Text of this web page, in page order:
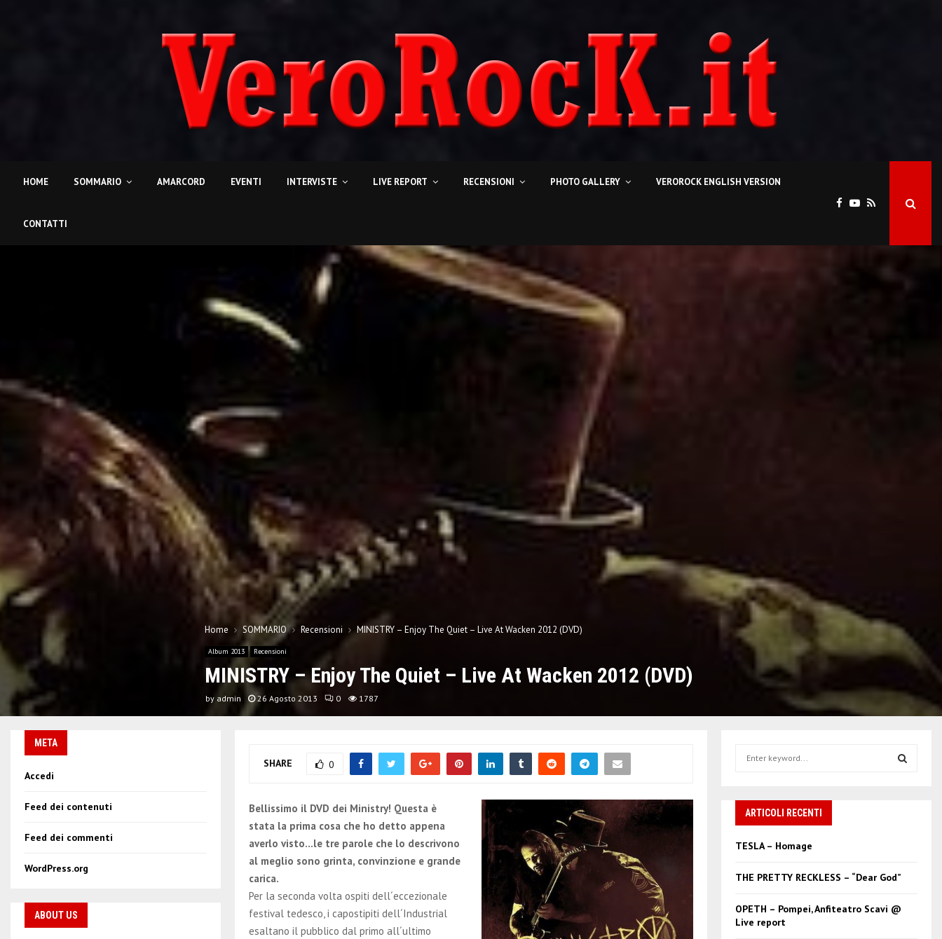
HOME SOMMARIO AMARCORD EVENTI INTERVISTE LIVE REPORT RECENSIONI PHOTO GALLERY VEROROCK ENGLISH VERSION
CONTATTI
Home SOMMARIO Recensioni MINISTRY – Enjoy The Quiet – Live At Wacken 2012 (DVD)
Album 2013 Recensioni
MINISTRY – Enjoy The Quiet – Live At Wacken 2012 (DVD)
by admin 26 Agosto 2013 0 1787
SHARE 0
Bellissimo il DVD dei Ministry! Questa è
stata la prima cosa che ho detto appena
averlo visto…le tre parole che lo descrivono
al meglio sono grinta, convinzione e grande
carica.
Per la seconda volta ospiti dell´eccezionale
festival tedesco, i capostipiti dell´Industrial
esaltano il pubblico dal primo all´ultimo
META
Accedi
Feed dei contenuti
Feed dei commenti
WordPress.org
ABOUT US
h
f
ARTICOLI RECENTI
TESLA – Homage
THE PRETTY RECKLESS – “Dear God”
OPETH – Pompei, Anfiteatro Scavi @
Live report